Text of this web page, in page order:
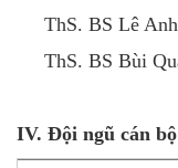
ThS. BS Lê Anh
ThS. BS Bùi
IV. Đội ngũ cán